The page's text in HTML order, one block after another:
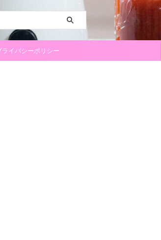
ライバシーポリシー